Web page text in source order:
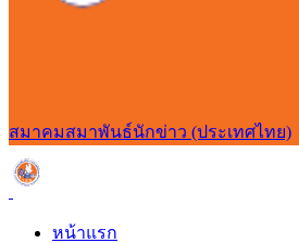
สมาคมสมาพันธ์นักข่าว (ประเทศไทย)
หน้าแรก